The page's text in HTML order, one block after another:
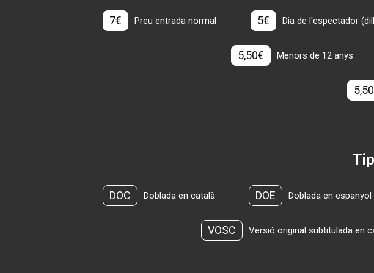
7€ Preu entrada normal 5€ Dia de l'espectador
5,50€ Menors de 12 anys
DOC Doblada en català DOE Doblada en espanyol
VOSC Versió original subtitulada en